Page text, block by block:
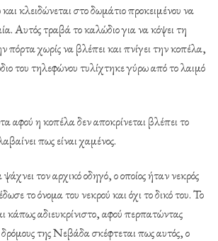
κλειδώνεται στο δωμάτιο προκειμένου να
Αυτός τραβά το καλώδιο για να κόψει τη
χωρίς να βλέπει και πνίγει την κοπέλα,
του τηλεφώνου τυλίχτηκε γύρω από το λαιμό
αφού η κοπέλα δεν αποκρίνεται βλέπει το
πως είναι χαμένος.
τον αρχικό οδηγό, ο οποίος ήταν νεκρός
το όνομα του νεκρού και όχι το δικό του. Το
κάπως αδιευκρίνιστο, αφού περπατώντας
της Νεβάδα σκέφτεται πως αυτός, ο